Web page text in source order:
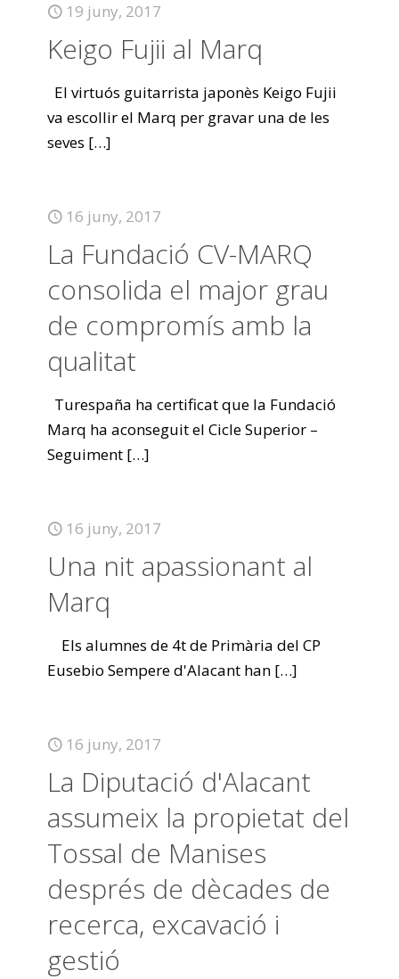
19 juny, 2017
Keigo Fujii al Marq
El virtuós guitarrista japonès Keigo Fujii
va escollir el Marq per gravar una de les
seves […]
16 juny, 2017
La Fundació CV-MARQ
consolida el major grau
de compromís amb la
qualitat
Turespaña ha certificat que la Fundació
Marq ha aconseguit el Cicle Superior –
Seguiment […]
16 juny, 2017
Una nit apassionant al
Marq
Els alumnes de 4t de Primària del CP
Eusebio Sempere d'Alacant han […]
16 juny, 2017
La Diputació d'Alacant
assumeix la propietat del
Tossal de Manises
després de dècades de
recerca, excavació i
gestió